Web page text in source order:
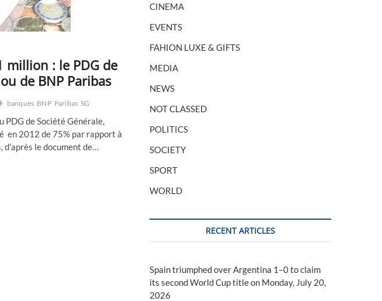
million : le PDG de
de BNP Paribas
banques BNP Paribas SG
de Société Générale,
en 2012 de 75% par rapport à
le document de…
CINEMA
EVENTS
FAHION LUXE & GIFTS
MEDIA
NEWS
NOT CLASSED
POLITICS
SOCIETY
SPORT
WORLD
RECENT ARTICLES
Spain triumphed over Argentina 1–0 to claim
its second World Cup title on Monday, July 20,
2026